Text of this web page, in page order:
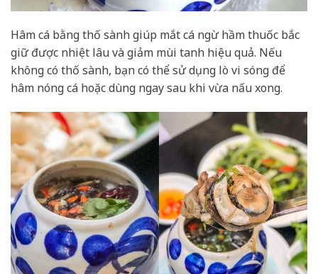
Hâm cá bằng thố sành giúp mắt cá ngừ hầm thuốc bắc
giữ được nhiệt lâu và giảm mùi tanh hiệu quả. Nếu
không có thố sành, bạn có thể sử dụng lò vi sóng để
hâm nóng cá hoặc dùng ngay sau khi vừa nấu xong.